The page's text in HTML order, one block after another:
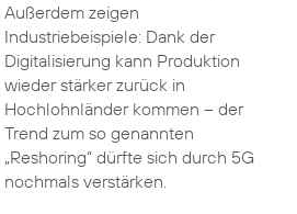
Außerdem zeigen
Industriebeispiele: Dank der
Digitalisierung kann Produktion
wieder stärker zurück in
Hochlohnländer kommen – der
Trend zum so genannten
„Reshoring“ dürfte sich durch 5G
nochmals verstärken.